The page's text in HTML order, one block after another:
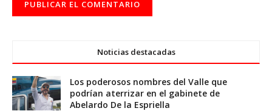
Noticias destacadas
Los poderosos nombres del Valle que
podrían aterrizar en el gabinete de
Abelardo De la Espriella